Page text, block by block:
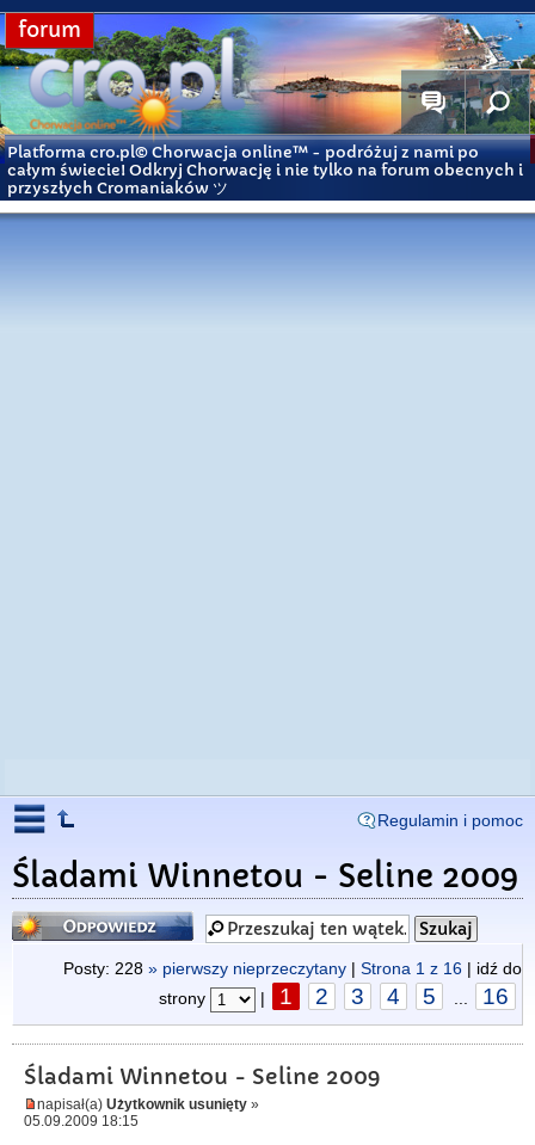
forum
Platforma cro.pl© Chorwacja online™ - podróżuj z nami po
całym świecie! Odkryj Chorwację i nie tylko na forum obecnych i
przyszłych Cromaniaków ツ
Regulamin i pomoc
Śladami Winnetou - Seline 2009
Odpowiedz
Posty: 228 » pierwszy nieprzeczytany | Strona 1 z 16 | idź do
strony
| 1 2 3 4 5 16
Śladami Winnetou - Seline 2009
napisał(a) Użytkownik usunięty »
05.09.2009 18:15